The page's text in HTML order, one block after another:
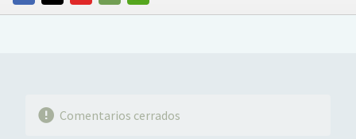
FACEBOOKTWITTERFLIPBOARD
E-
WHATSAPP
Comentarios cerrados